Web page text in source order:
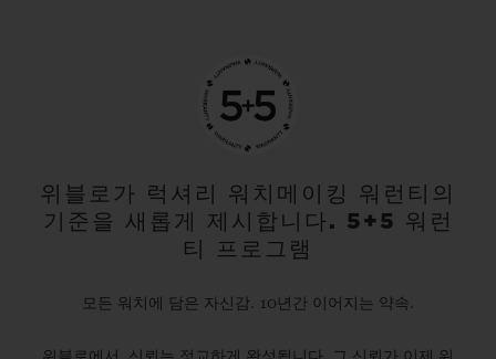
위블로가 럭셔리 워치메이킹 워런티의
기준을 새롭게 제시합니다. 5+5 워런
티 프로그램
모든 워치에 담은 자신감. 10년간 이어지는 약속.